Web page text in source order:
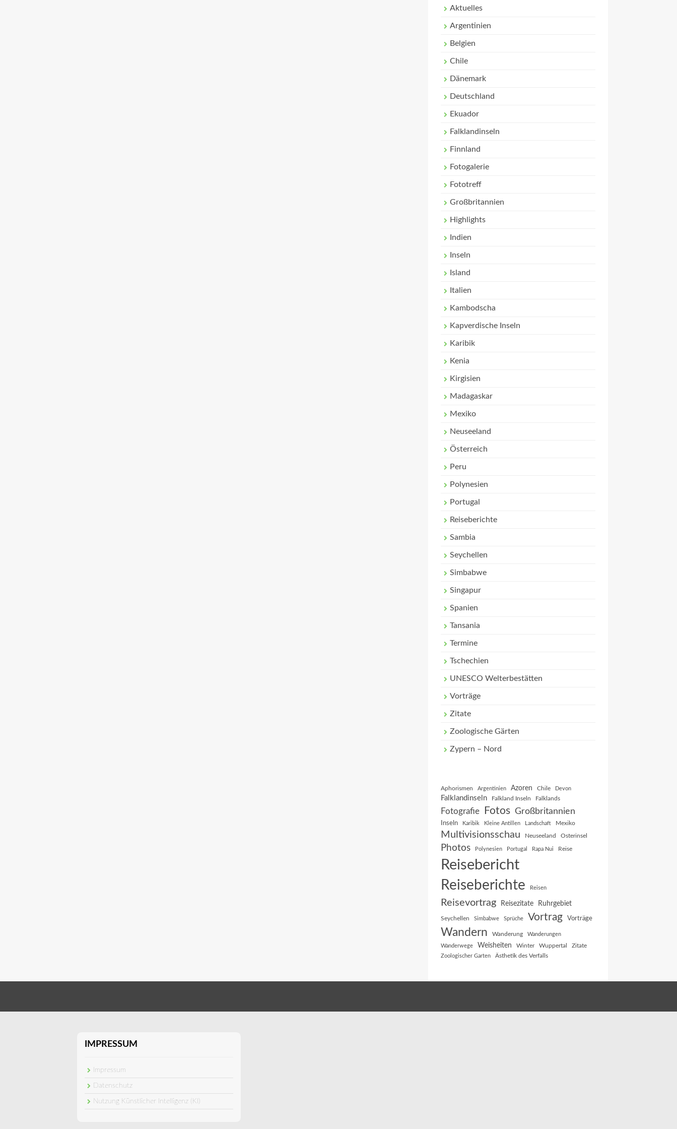
Aktuelles
Argentinien
Belgien
Chile
Dänemark
Deutschland
Ekuador
Falklandinseln
Finnland
Fotogalerie
Fototreff
Großbritannien
Highlights
Indien
Inseln
Island
Italien
Kambodscha
Kapverdische Inseln
Karibik
Kenia
Kirgisien
Madagaskar
Mexiko
Neuseeland
Österreich
Peru
Polynesien
Portugal
Reiseberichte
Sambia
Seychellen
Simbabwe
Singapur
Spanien
Tansania
Termine
Tschechien
UNESCO Welterbestätten
Vorträge
Zitate
Zoologische Gärten
Zypern – Nord
Aphorismen Argentinien Azoren Chile Devon
Falklandinseln Falkland Inseln Falklands
Fotografie Fotos Großbritannien
Inseln Karibik Kleine Antillen Landschaft Mexiko
Multivisionsschau Neuseeland Osterinsel
Photos Polynesien Portugal Rapa Nui Reise
Reisebericht
Reiseberichte Reisen
Reisevortrag Reisezitate Ruhrgebiet
Seychellen Simbabwe Sprüche Vortrag Vorträge
Wandern Wanderung Wanderungen
Wanderwege Weisheiten Winter Wuppertal Zitate
Zoologischer Garten Ästhetik des Verfalls
IMPRESSUM
Impressum
Datenschutz
Nutzung Künstlicher Intelligenz (KI)